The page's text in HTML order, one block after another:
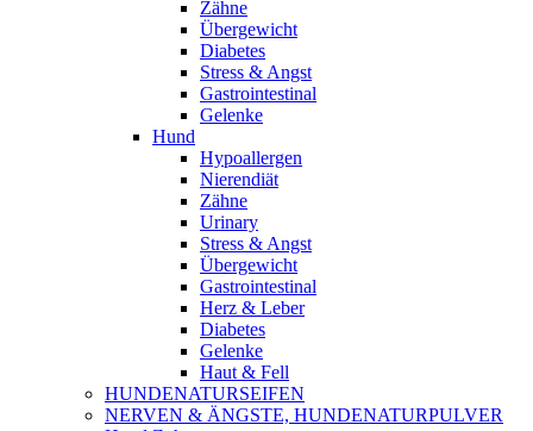
Zähne
Übergewicht
Diabetes
Stress & Angst
Gastrointestinal
Gelenke
Hund
Hypoallergen
Nierendiät
Zähne
Urinary
Stress & Angst
Übergewicht
Gastrointestinal
Herz & Leber
Diabetes
Gelenke
Haut & Fell
HUNDENATURSEIFEN
NERVEN & ÄNGSTE, HUNDENATURPULVER